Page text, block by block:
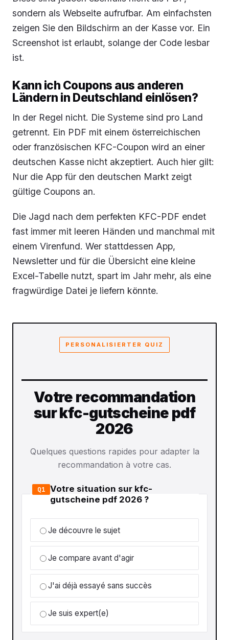
sondern als Webseite aufrufbar. Am einfachsten
zeigen Sie den Bildschirm an der Kasse vor. Ein
Screenshot ist erlaubt, solange der Code lesbar
ist.
Kann ich Coupons aus anderen
Ländern in Deutschland einlösen?
In der Regel nicht. Die Systeme sind pro Land
getrennt. Ein PDF mit einem österreichischen
oder französischen KFC-Coupon wird an einer
deutschen Kasse nicht akzeptiert. Auch hier gilt:
Nur die App für den deutschen Markt zeigt
gültige Coupons an.
Die Jagd nach dem perfekten KFC-PDF endet
fast immer mit leeren Händen und manchmal mit
einem Virenfund. Wer stattdessen App,
Newsletter und für die Übersicht eine kleine
Excel-Tabelle nutzt, spart im Jahr mehr, als eine
fragwürdige Datei je liefern könnte.
PERSONALISIERTER QUIZ
Votre recommandation
sur kfc-gutscheine pdf
2026
Quelques questions rapides pour adapter la
recommandation à votre cas.
Q1 Votre situation sur kfc-
gutscheine pdf 2026 ?
Je découvre le sujet
Je compare avant d'agir
J'ai déjà essayé sans succès
Je suis expert(e)